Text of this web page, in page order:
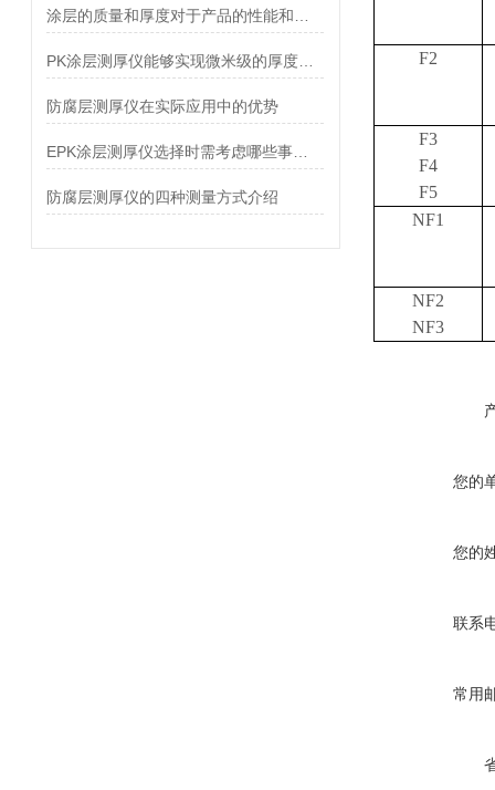
防腐层测厚仪在实际应用中的优势
防腐层测厚仪的四种测量方式介绍
F2
F3
F4
F5
NF1
NF2
NF3
您的
您的
联系
常用